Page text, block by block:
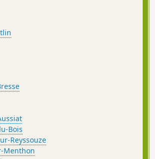
Bois
Reyssouze
Menthon